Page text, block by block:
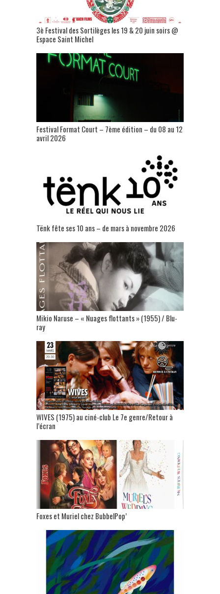
3è Festival des Sortilèges les 19 & 20 juin soirs @
Espace Saint Michel
Festival Format Court – 7ème édition – du 08 au 12
avril 2026
Tënk fête ses 10 ans – de mars à novembre 2026
Mikio Naruse – « Nuages flottants » (1955) / Blu-
ray
WIVES (1975) au ciné-club Le 7e genre/Retour à
l’écran
Foxes et Muriel chez BubbelPop’